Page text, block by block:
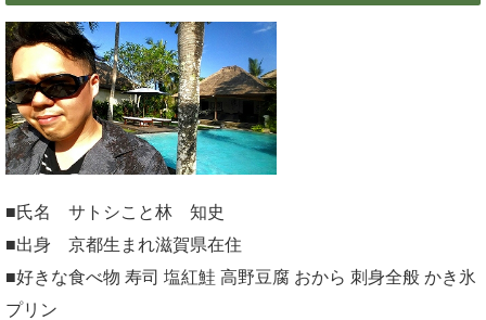
■氏名 サトシこと林 知史
■出身 京都生まれ滋賀県在住
■好きな食べ物 寿司 塩紅鮭 高野豆腐 おから 刺身全般 かき氷
プリン